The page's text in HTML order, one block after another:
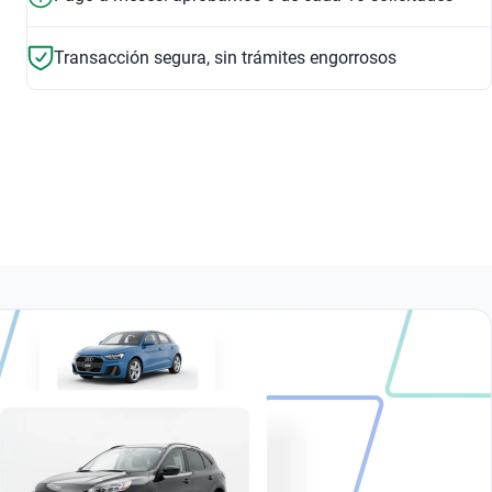
$150,999
$294,999
2.0 40 TFSI SELECT DCT
Transacción segura, sin trámites engorrosos